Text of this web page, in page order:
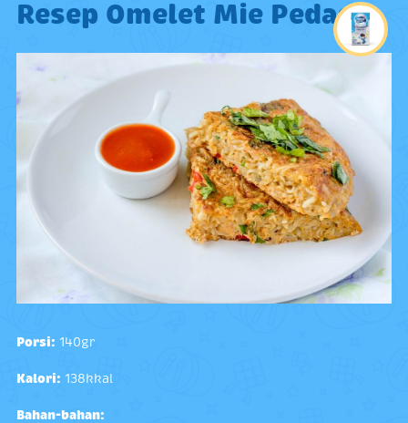
Resep Omelet Mie Pedas
Porsi: 140gr
Kalori: 138kkal
Bahan-bahan: